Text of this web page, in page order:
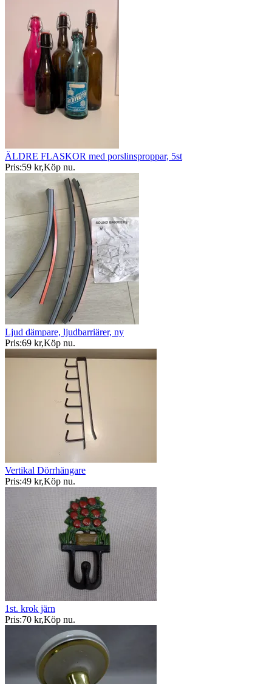
ÄLDRE FLASKOR med porslinsproppar, 5st
Pris:59 kr,Köp nu.
Ljud dämpare, ljudbarriärer, ny
Pris:69 kr,Köp nu.
Vertikal Dörrhängare
Pris:49 kr,Köp nu.
1st. krok järn
Pris:70 kr,Köp nu.